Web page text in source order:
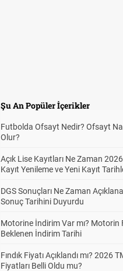
Şu An Popüler İçerikler
Futbolda Ofsayt Nedir? Ofsayt
Olur?
Açık Lise Kayıtları Ne Zaman
Kayıt Yenileme ve Yeni Kayıt
DGS Sonuçları Ne Zaman
Sonuç Tarihini Duyurdu
Motorine İndirim Var mı? Motorin
Beklenen İndirim Tarihi
Fındık Fiyatı Açıklandı mı? 2026
Fiyatları Belli Oldu mu?